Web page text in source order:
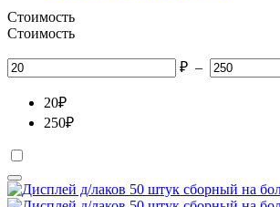
Стоимость
Стоимость
₽ –
20₽
250₽